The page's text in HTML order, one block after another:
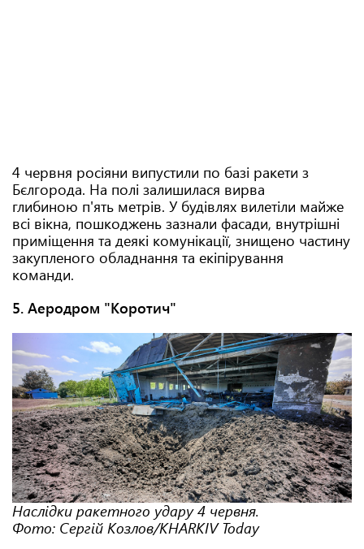
4 червня росіяни випустили по базі ракети з
Бєлгорода. На полі залишилася вирва
глибиною п'ять метрів. У будівлях вилетіли майже
всі вікна, пошкоджень зазнали фасади, внутрішні
приміщення та деякі комунікації, знищено частину
закупленого обладнання та екіпірування
команди.
5. Аеродром "Коротич"
Наслідки ракетного удару 4 червня.
Фото: Сергій Козлов/KHARKIV Today